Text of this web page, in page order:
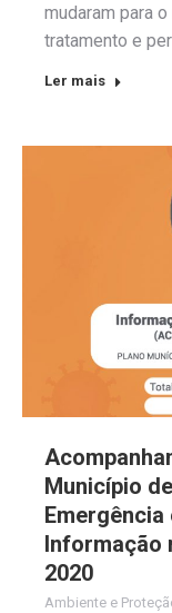
mudaram para
tratamento e
Ler mais
Município
Informação
2020
Ambiente e